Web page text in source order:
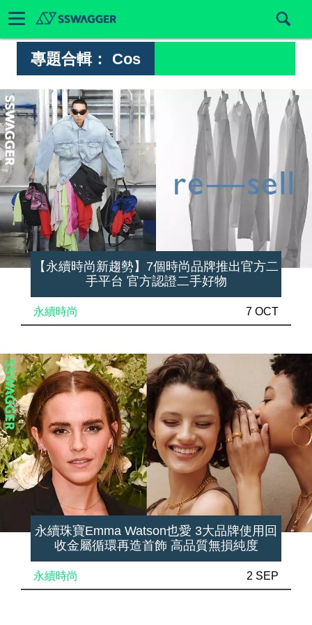
專題合輯： Cos
【永續時尚新趨勢】7個時尚品牌推出官方二
手平台 官方認證二手好物
永續時尚 7 OCT
永續珠寶Emma Watson也愛 3大品牌使用回
收金屬循環再造首飾 高品質無損純度
永續時尚 2 SEP